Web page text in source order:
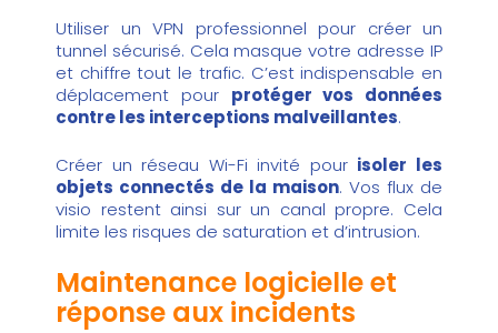
Utiliser un VPN professionnel pour créer un
tunnel sécurisé. Cela masque votre adresse IP
et chiffre tout le trafic. C’est indispensable en
déplacement pour protéger vos données
contre les interceptions malveillantes.
Créer un réseau Wi-Fi invité pour isoler les
objets connectés de la maison. Vos flux de
visio restent ainsi sur un canal propre. Cela
limite les risques de saturation et d’intrusion.
Maintenance logicielle et
réponse aux incidents